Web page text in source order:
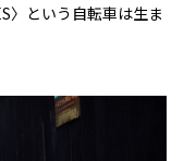
〉という自転車は生ま